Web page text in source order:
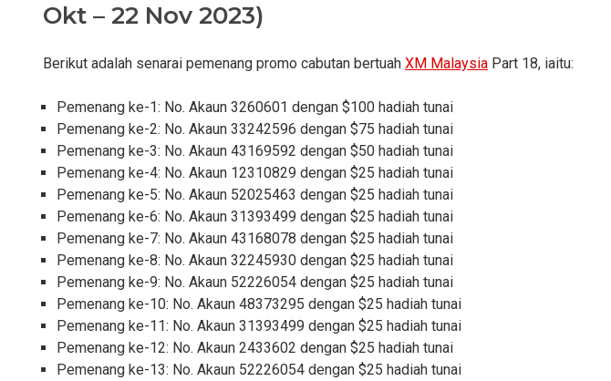
Okt – 22 Nov 2023)
Berikut adalah senarai pemenang promo cabutan bertuah XM Malaysia Part 18, iaitu:
Pemenang ke-1: No. Akaun 3260601 dengan $100 hadiah tunai
Pemenang ke-2: No. Akaun 33242596 dengan $75 hadiah tunai
Pemenang ke-3: No. Akaun 43169592 dengan $50 hadiah tunai
Pemenang ke-4: No. Akaun 12310829 dengan $25 hadiah tunai
Pemenang ke-5: No. Akaun 52025463 dengan $25 hadiah tunai
Pemenang ke-6: No. Akaun 31393499 dengan $25 hadiah tunai
Pemenang ke-7: No. Akaun 43168078 dengan $25 hadiah tunai
Pemenang ke-8: No. Akaun 32245930 dengan $25 hadiah tunai
Pemenang ke-9: No. Akaun 52226054 dengan $25 hadiah tunai
Pemenang ke-10: No. Akaun 48373295 dengan $25 hadiah tunai
Pemenang ke-11: No. Akaun 31393499 dengan $25 hadiah tunai
Pemenang ke-12: No. Akaun 2433602 dengan $25 hadiah tunai
Pemenang ke-13: No. Akaun 52226054 dengan $25 hadiah tunai